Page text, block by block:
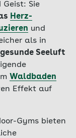
Geist: Sie
Herz-
und
als in
gesunde Seeluft
Waldbaden
Effekt auf
Gyms bieten